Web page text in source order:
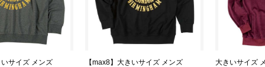
サイズ メンズ
【max8】大きいサイズ メンズ
大きいサイズ